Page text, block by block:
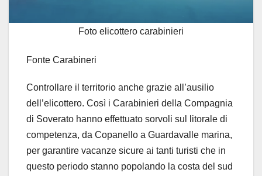
Foto elicottero carabinieri
Fonte Carabineri
Controllare il territorio anche grazie all’ausilio
dell’elicottero. Così i Carabinieri della Compagnia
di Soverato hanno effettuato sorvoli sul litorale di
competenza, da Copanello a Guardavalle marina,
per garantire vacanze sicure ai tanti turisti che in
questo periodo stanno popolando la costa del sud